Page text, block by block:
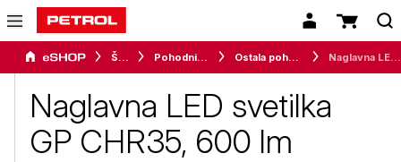
Šport Pohodništvo Ostala pohodniška oprema
Naglavna LED svetilka
GP CHR35, 600 lm